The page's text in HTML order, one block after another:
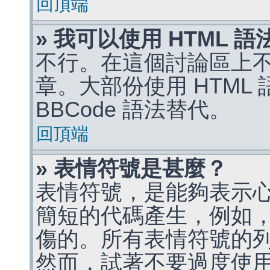
回頂端
» 我可以使用 HTML 語
不行。在這個討論區上
章。大部份使用 HTML
BBCode 語法替代。
回頂端
» 表情符號是甚麼？
表情符號，是能夠表示
簡短的代碼產生，例如
傷的。所有表情符號的
然而，試著不要過度使